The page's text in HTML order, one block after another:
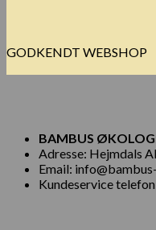
GODKENDT WEBSHOP
BAMBUS
Adresse: Hejmdals
Email:
Kundeservice